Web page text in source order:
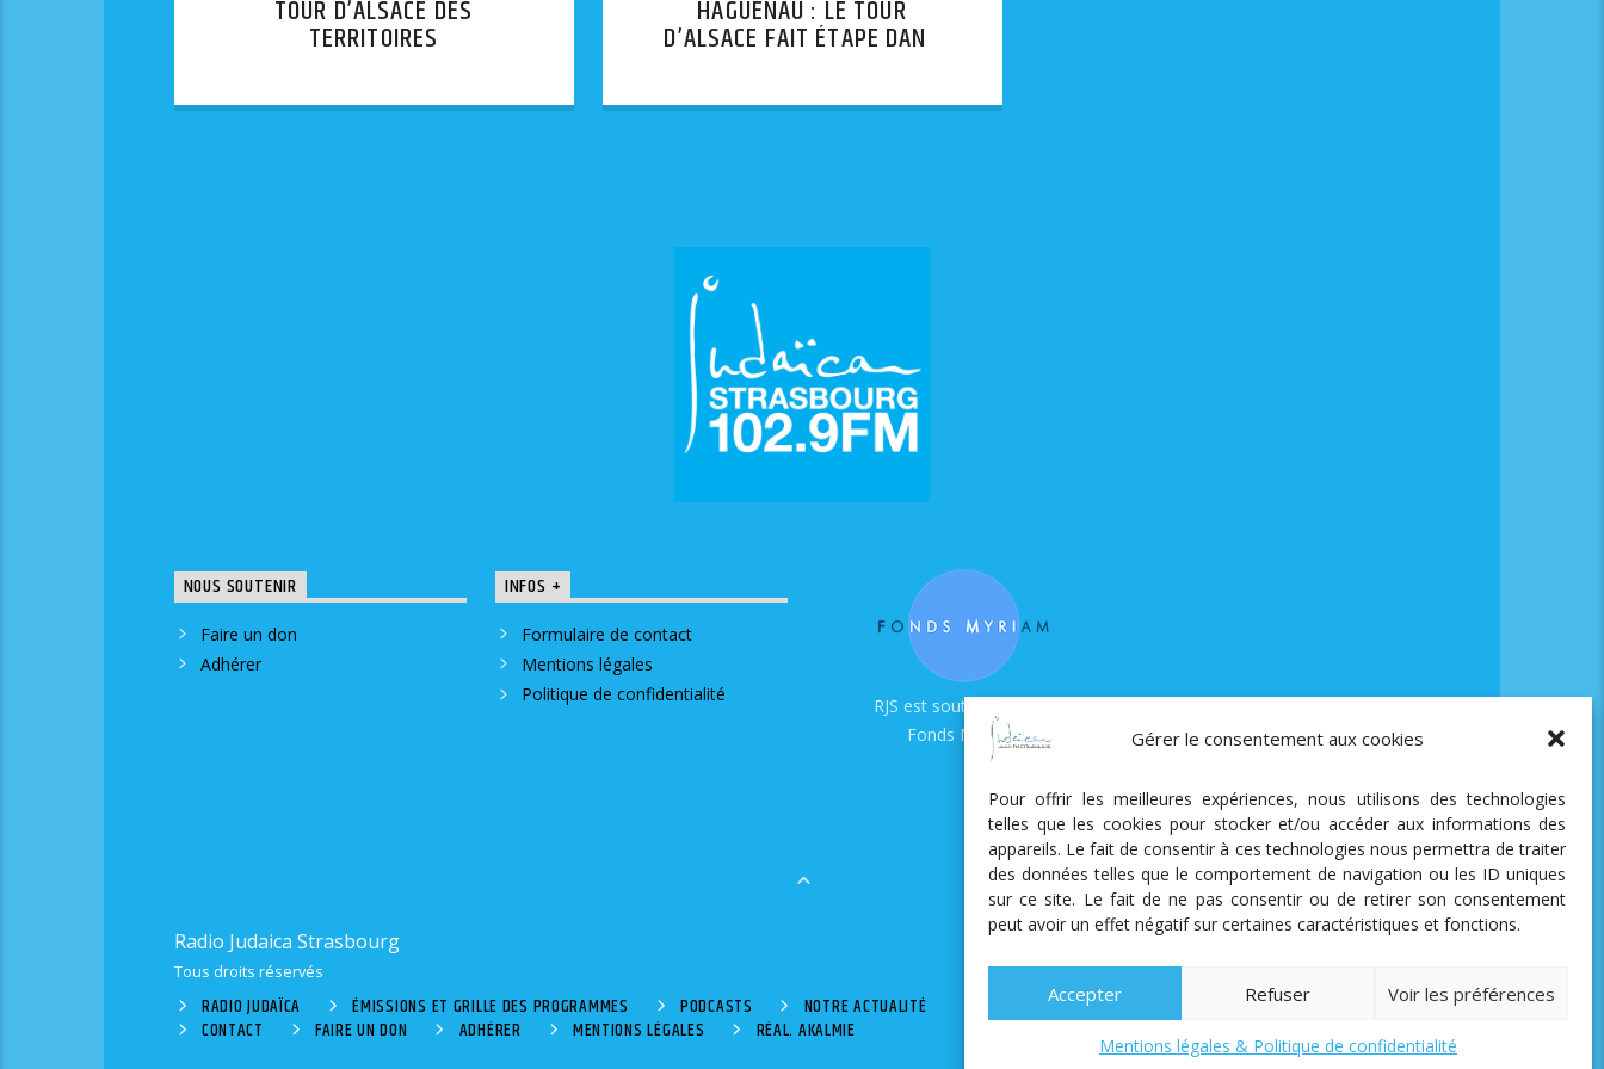
Gérer le consentement aux cookies
Pour offrir les meilleures expériences, nous utilisons des technologies
telles que les cookies pour stocker et/ou accéder aux informations des
appareils. Le fait de consentir à ces technologies nous permettra de traiter
des données telles que le comportement de navigation ou les ID uniques
sur ce site. Le fait de ne pas consentir ou de retirer son consentement
peut avoir un effet négatif sur certaines caractéristiques et fonctions.
Accepter Refuser Voir les préférences
Mentions légales & Politique de confidentialité
TOUR D’ALSACE DES
TERRITOIRES
HAGUENAU : LE TOUR
D’ALSACE FAIT ÉTAPE DANS
NOUS SOUTENIR
Faire un don
Adhérer
INFOS +
Formulaire de contact
Mentions légales
Politique de confidentialité
RJS est soutenue par le
Fonds Myriam
Radio Judaica Strasbourg
Tous droits réservés
RADIO JUDAÏCA ÉMISSIONS ET GRILLE DES PROGRAMMES PODCASTS
NOTRE ACTUALITÉ
CONTACT
FAIRE UN DON ADHÉRER MENTIONS LÉGALES RÉAL. AKALMIE